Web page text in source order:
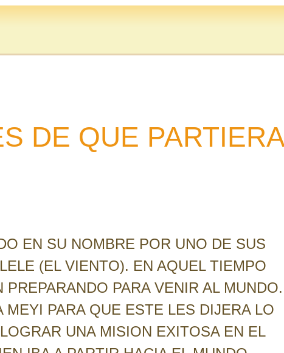
DE QUE PARTIERA
EN SU NOMBRE POR UNO DE SUS
(EL VIENTO). EN AQUEL TIEMPO
PARA VENIR AL MUNDO.
PARA QUE ESTE LES DIJERA LO
UNA MISION EXITOSA EN EL